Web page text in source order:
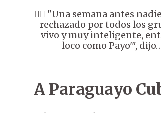
👉🏼 "Una semana antes
rechazado por todos los
vivo y muy inteligente,
loco como Payo'",
A Paraguayo